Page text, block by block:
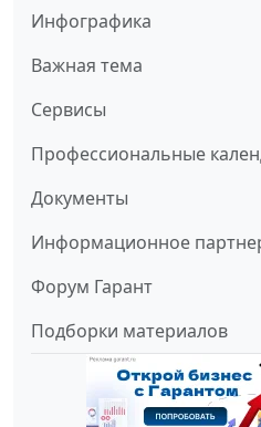
Инфографика
Важная тема
Сервисы
Профессиональные
Документы
Информационное
Форум Гарант
Подборки материалов